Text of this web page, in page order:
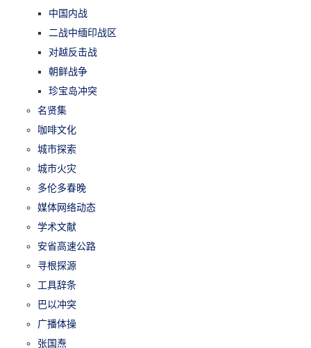
中国内战
二战中缅印战区
对越反击战
朝鲜战争
珍宝岛冲突
名贤集
咖啡文化
城市探索
城市火灾
多伦多春晚
媒体网络动态
学术文献
安省高速公路
寻根探源
工具辞条
巴以冲突
广播体操
张国焘